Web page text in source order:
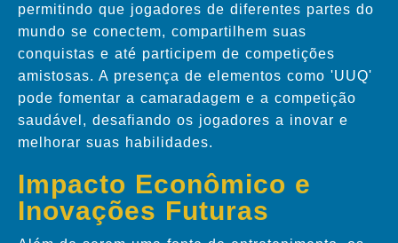
permitindo que jogadores de diferentes partes do
mundo se conectem, compartilhem suas
conquistas e até participem de competições
amistosas. A presença de elementos como 'UUQ'
pode fomentar a camaradagem e a competição
saudável, desafiando os jogadores a inovar e
melhorar suas habilidades.
Impacto Econômico e
Inovações Futuras